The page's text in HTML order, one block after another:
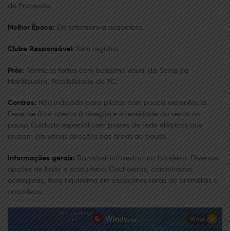
de Prateado.
Melhor Época: De setembro a dezembro.
Clube Responsável: Sem registro.
Prós: Térmicas fortes com belíssimo visual da Serra da
Mantiqueira. Possibilidade de XC.
Contras: Não indicado para pilotos com pouca experiência.
Deve-se ﬁcar atento à direção e intensidade do vento no
pouso. Cuidado especial com postes de rede elétricas que
cruzam em várias direções nas áreas de pouso.
Informações gerais: Razoável infraestrutura hoteleira. Diversas
opções de lazer e ecoturismo. Cachoeiras, caminhadas
ecológicas, ﬂora riquíssima em espécimes raras de bromélias e
orquídeas.